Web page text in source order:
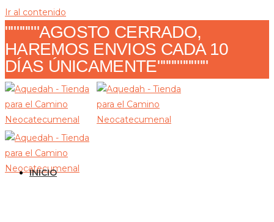
Ir al contenido
""""""AGOSTO CERRADO,
HAREMOS ENVIOS CADA 10
DÍAS ÚNICAMENTE"""""""""
INICIO